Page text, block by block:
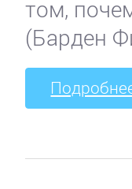
том,
(Барден